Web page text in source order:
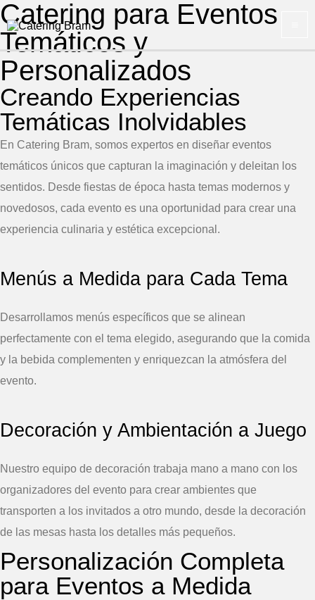
Ir
al
contenido
Catering para Eventos
Temáticos y
Personalizados
Creando Experiencias
Temáticas Inolvidables
En Catering Bram, somos expertos en diseñar eventos
temáticos únicos que capturan la imaginación y deleitan los
sentidos. Desde fiestas de época hasta temas modernos y
novedosos, cada evento es una oportunidad para crear una
experiencia culinaria y estética excepcional.
Menús a Medida para Cada Tema
Desarrollamos menús específicos que se alinean
perfectamente con el tema elegido, asegurando que la comida
y la bebida complementen y enriquezcan la atmósfera del
evento.
Decoración y Ambientación a Juego
Nuestro equipo de decoración trabaja mano a mano con los
organizadores del evento para crear ambientes que
transporten a los invitados a otro mundo, desde la decoración
de las mesas hasta los detalles más pequeños.
Personalización Completa
para Eventos a Medida